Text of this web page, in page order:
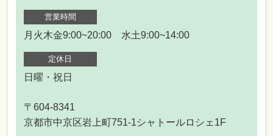
営業時間
月火木金9:00~20:00 水土9:00~14:00
定休日
日曜・祝日
〒604-8341
京都市中京区岩上町751-1シャトールロシェ1F